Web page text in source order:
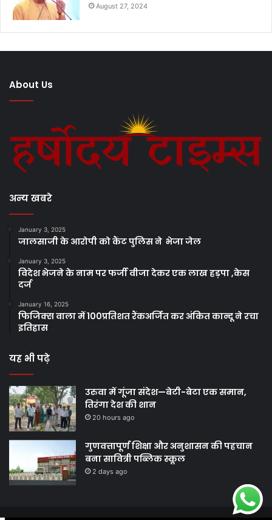
August 27, 2024
About Us
अन्य खबरे
January 3, 2025
जालसाजी के आरोपी को कैंट पुलिस ने भेजा जेल
January 3, 2025
विदेश भेजने के नाम पर फर्जी वीजा देकर एक लाख हड़पा ,केस
दर्ज
January 16, 2025
फिजिक्स वाला में 100प्रतिशत रैंकअर्जित कर अंकित कान्दू ने रचा
इतिहास
यह भी पढ़े
उरुवा में गूंजा संदेश—बेटी-बेटा एक समान,
तिरंगा देश की शान
20 hours ago
गुणवत्तापूर्ण शिक्षा और अनुशासन की पहचान
बना सावित्री पब्लिक स्कूल
2 days ago